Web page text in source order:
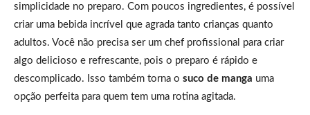
simplicidade no preparo. Com poucos ingredientes, é possível
criar uma bebida incrível que agrada tanto crianças quanto
adultos. Você não precisa ser um chef profissional para criar
algo delicioso e refrescante, pois o preparo é rápido e
descomplicado. Isso também torna o suco de manga uma
opção perfeita para quem tem uma rotina agitada.